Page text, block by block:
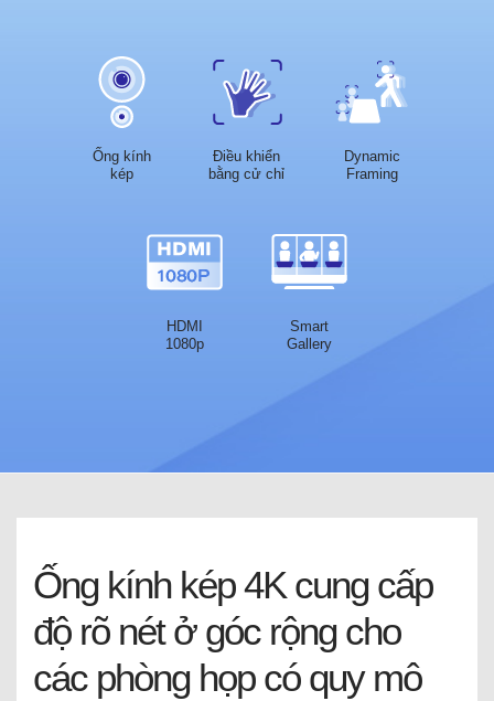
Ống kính
kép
Điều khiển
bằng cử chỉ
Dynamic
Framing
HDMI
1080p
Smart
Gallery
Ống kính kép 4K cung cấp
độ rõ nét ở góc rộng cho
các phòng họp có quy mô